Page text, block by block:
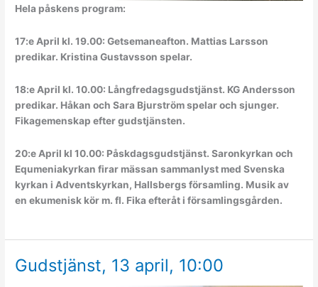
Hela påskens program:
17:e April kl. 19.00: Getsemaneafton. Mattias Larsson
predikar. Kristina Gustavsson spelar.
18:e April kl. 10.00: Långfredagsgudstjänst. KG Andersson
predikar. Håkan och Sara Bjurström spelar och sjunger.
Fikagemenskap efter gudstjänsten.
20:e April kl 10.00: Påskdagsgudstjänst. Saronkyrkan och
Equmeniakyrkan firar mässan sammanlyst med Svenska
kyrkan i Adventskyrkan, Hallsbergs församling. Musik av
en ekumenisk kör m. fl. Fika efteråt i församlingsgården.
Gudstjänst, 13 april, 10:00